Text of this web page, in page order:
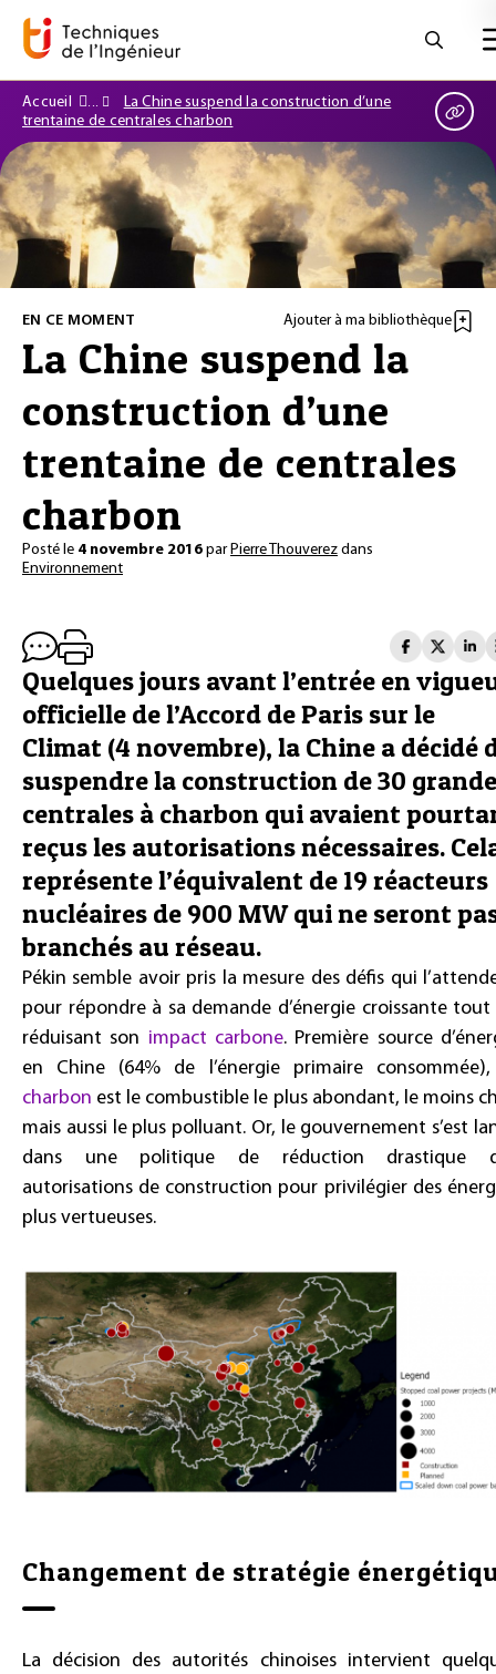
Accueil
La Chine suspend la construction d’une
trentaine de centrales charbon
EN CE MOMENT Ajouter à ma bibliothèque
La Chine suspend la
construction d’une
trentaine de centrales
charbon
Posté le 4 novembre 2016 par Pierre Thouverez dans
Environnement
Quelques jours avant l’entrée en
officielle de l’Accord de Paris sur le
Climat (4 novembre), la Chine a décidé
suspendre la construction de 30
centrales à charbon qui avaient
reçus les autorisations nécessaires.
représente l’équivalent de 19 réacteurs
nucléaires de 900 MW qui ne seront
branchés au réseau.
Pékin semble avoir pris la mesure des défis qui
pour répondre à sa demande d’énergie croissante tout
réduisant son impact carbone. Première source
en Chine (64% de l’énergie primaire
charbon est le combustible le plus abondant, le moins
mais aussi le plus polluant. Or, le gouvernement s’est
dans une politique de réduction drastique
autorisations de construction pour privilégier des
plus vertueuses.
Changement de stratégie
La décision des autorités chinoises intervient